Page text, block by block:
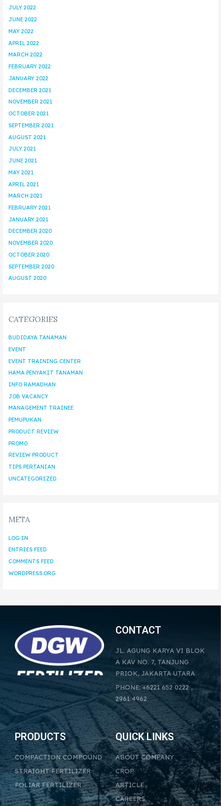
JULY 2022
JUNE 2022
MAY 2022
APRIL 2022
MARCH 2022
FEBRUARY 2022
JANUARY 2022
DECEMBER 2021
NOVEMBER 2021
OCTOBER 2021
SEPTEMBER 2021
AUGUST 2021
JULY 2021
JUNE 2021
MAY 2021
APRIL 2021
MARCH 2021
FEBRUARY 2021
JANUARY 2021
DECEMBER 2020
NOVEMBER 2020
OCTOBER 2020
SEPTEMBER 2020
AUGUST 2020
CATEGORIES
BUDIDAYA TANAMAN
EVENT
EVENT TRAINING CENTER
HAMA PENYAKIT TANAMAN
INFO RAMADHAN
JOB VACANCY
MANAGEMENT TRAINEE
PEMUPUKAN
PRODUCT REVIEW
PROMO
REVIEW PRODUCT
TIPS PERTANIAN
UNCATEGORIZED
META
LOG IN
ENTRIES FEED
COMMENTS FEED
WORDPRESS.ORG
CONTACT
JL. AGUNG KARYA VI BLOK
A KAV NO. 7, TANJUNG
PRIOK, JAKARTA UTARA
PHONE: +6221 652 0222 ,
2961 4962
PRODUCTS
COMPACTION COMPOUND
STRAIGHT FERTILIZER
FOLIAR FERTILIZER
QUICK LINKS
ABOUT COMPANY
CROP
ARTICLE
CAREERS